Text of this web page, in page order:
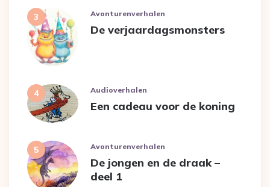
Avonturenverhalen
De verjaardagsmonsters
Audioverhalen
Een cadeau voor de koning
Avonturenverhalen
De jongen en de draak –
deel 1